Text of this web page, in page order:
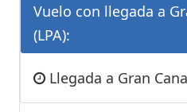
Vuelo con llegada a
(LPA):
Llegada a Gran